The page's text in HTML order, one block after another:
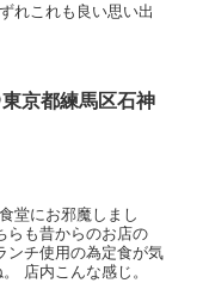
れこれも良い思い出
京都練馬区石神
堂にお邪魔しまし
らも昔からのお店の
ンチ使用の為定食が気
店内こんな感じ。